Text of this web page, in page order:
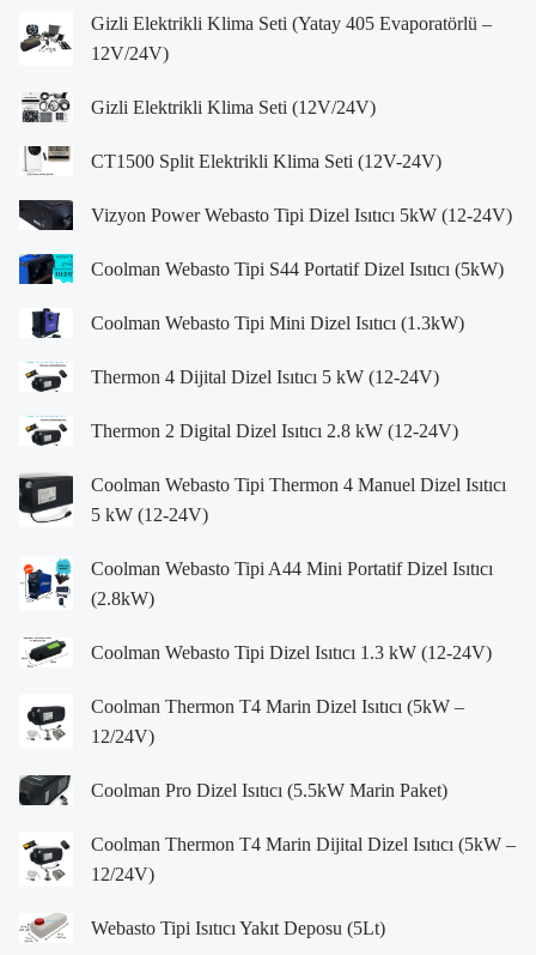
Gizli Elektrikli Klima Seti (Yatay 405 Evaporatörlü –
12V/24V)
Gizli Elektrikli Klima Seti (12V/24V)
CT1500 Split Elektrikli Klima Seti (12V-24V)
Vizyon Power Webasto Tipi Dizel Isıtıcı 5kW (12-24V)
Coolman Webasto Tipi S44 Portatif Dizel Isıtıcı (5kW)
Coolman Webasto Tipi Mini Dizel Isıtıcı (1.3kW)
Thermon 4 Dijital Dizel Isıtıcı 5 kW (12-24V)
Thermon 2 Digital Dizel Isıtıcı 2.8 kW (12-24V)
Coolman Webasto Tipi Thermon 4 Manuel Dizel Isıtıcı
5 kW (12-24V)
Coolman Webasto Tipi A44 Mini Portatif Dizel Isıtıcı
(2.8kW)
Coolman Webasto Tipi Dizel Isıtıcı 1.3 kW (12-24V)
Coolman Thermon T4 Marin Dizel Isıtıcı (5kW –
12/24V)
Coolman Pro Dizel Isıtıcı (5.5kW Marin Paket)
Coolman Thermon T4 Marin Dijital Dizel Isıtıcı (5kW –
12/24V)
Webasto Tipi Isıtıcı Yakıt Deposu (5Lt)